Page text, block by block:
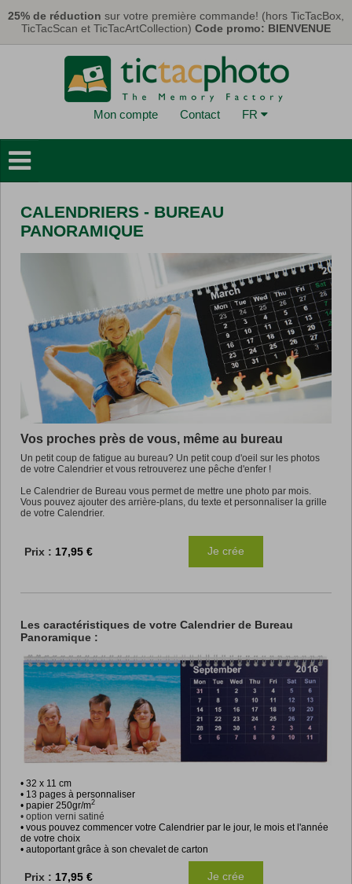
25% de réduction sur votre première commande! (hors TicTacBox,
TicTacScan et TicTacArtCollection) Code promo: BIENVENUE
Mon compte Contact FR
Déco Murales
Cartes & Calendriers
Tirages Photo
TicTacBox
Eco
Promotions
CALENDRIERS - BUREAU
PANORAMIQUE
Vos proches près de vous, même au bureau
Un petit coup de fatigue au bureau? Un petit coup d'oeil sur les photos
de votre Calendrier et vous retrouverez une pêche d'enfer !
Le Calendrier de Bureau vous permet de mettre une photo par mois.
Vous pouvez ajouter des arrière-plans, du texte et personnaliser la grille
de votre Calendrier.
Prix : 17,95 € Je crée
Les caractéristiques de votre Calendrier de Bureau
Panoramique :
• 32 x 11 cm
• 13 pages à personnaliser
• papier 250gr/m2
• option verni satiné
• vous pouvez commencer votre Calendrier par le jour, le mois et l'année
de votre choix
• autoportant grâce à son chevalet de carton
Prix : 17,95 € Je crée